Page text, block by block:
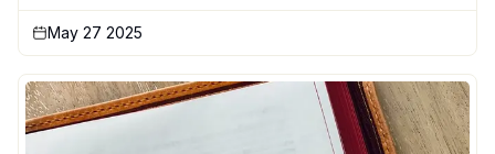
May 27 2025